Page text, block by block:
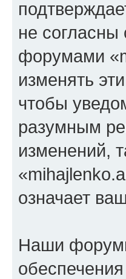
не согласны
форумами
изменять
чтобы
разумным
изменений,
означает
Наши